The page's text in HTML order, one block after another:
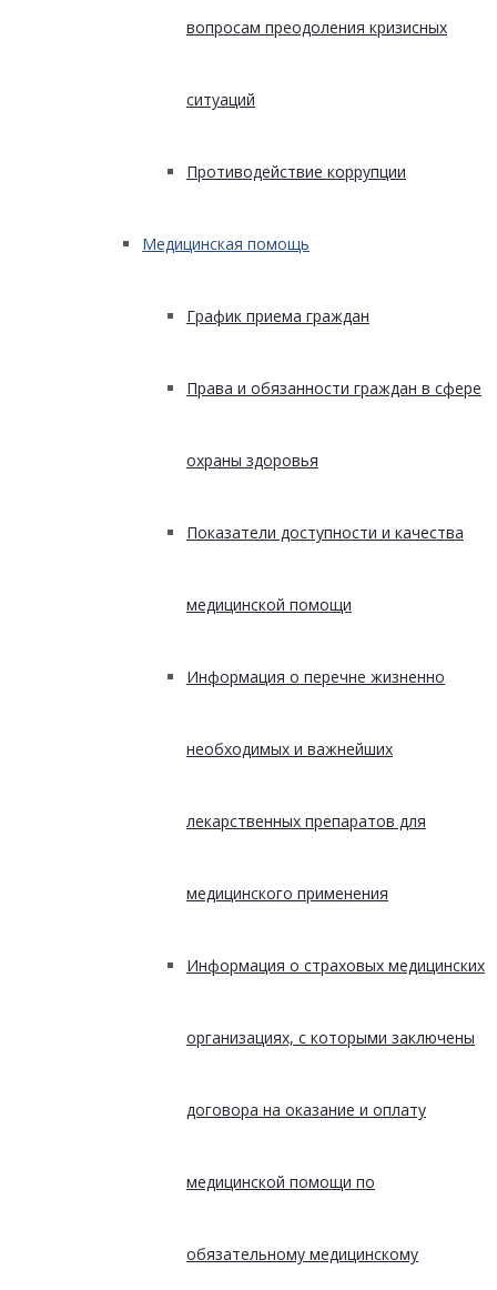
вопросам преодоления кризисных
ситуаций
Противодействие коррупции
Медицинская помощь
График приема граждан
Права и обязанности граждан в сфере
охраны здоровья
Показатели доступности и качества
медицинской помощи
Информация о перечне жизненно
необходимых и важнейших
лекарственных препаратов для
медицинского применения
Информация о страховых медицинских
организациях, с которыми заключены
договора на оказание и оплату
медицинской помощи по
обязательному медицинскому